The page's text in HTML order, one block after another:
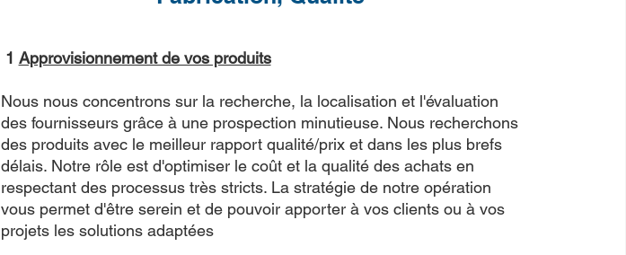
1 Approvisionnement de vos produits
Nous nous concentrons sur la recherche, la localisation et l'évaluation
des fournisseurs grâce à une prospection minutieuse. Nous recherchons
des produits avec le meilleur rapport qualité/prix et dans les plus brefs
délais. Notre rôle est d'optimiser le coût et la qualité des achats en
respectant des processus très stricts. La stratégie de notre opération
vous permet d'être serein et de pouvoir apporter à vos clients ou à vos
projets les solutions adaptées